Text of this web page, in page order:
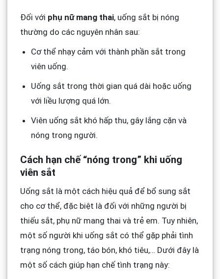
Đối với phụ nữ mang thai, uống sắt bị nóng
thường do các nguyên nhân sau:
Cơ thể nhạy cảm với thành phần sắt trong
viên uống.
Uống sắt trong thời gian quá dài hoặc uống
với liều lượng quá lớn.
Viên uống sắt khó hấp thu, gây lắng cặn và
nóng trong người.
Cách hạn chế “nóng trong” khi uống
viên sắt
Uống sắt là một cách hiệu quả để bổ sung sắt
cho cơ thể, đặc biệt là đối với những người bị
thiếu sắt, phụ nữ mang thai và trẻ em. Tuy nhiên,
một số người khi uống sắt có thể gặp phải tình
trạng nóng trong, táo bón, khó tiêu,… Dưới đây là
một số cách giúp hạn chế tình trạng này: